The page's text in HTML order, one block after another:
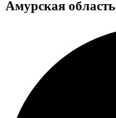
Амурская область